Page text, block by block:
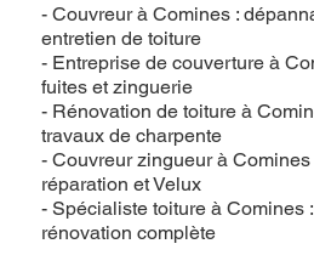
- Couvreur à Comines :
entretien de toiture
- Entreprise de couverture à
fuites et zinguerie
- Rénovation de toiture à
travaux de charpente
- Couvreur zingueur à Comines
réparation et Velux
- Spécialiste toiture à Comines
rénovation complète